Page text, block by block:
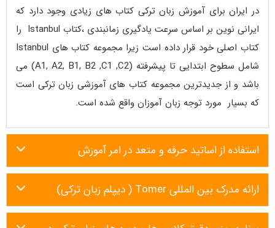
در ایران برای آموزش زبان ترکی کتاب های زیادی وجود دارد که
ایرانی نوین بر اساس سرعت یادگیری زمانبندی ،کتاب Istanbul را
کتاب اصلی خود قرار داده است زیرا مجموعه کتاب های Istanbul
شامل سطوح ابتدایی تا پیشرفته (A1, A2, B1, B2 ,C1 ,C2) می
باشد و از جدیدترین مجموعه کتاب های آموزشی زبان ترکی است
که بسیار مورد توجه زبان آموزان واقع شده است.
استفاده از اساتید حرفه و متعد در امر آموزش
ارائه مدرک بین المللی Tomer ( دیپلم زبان ترکی)